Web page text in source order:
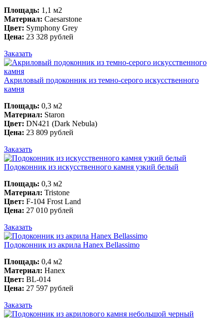
Площадь: 1,1 м2
Материал: Caesarstone
Цвет: Symphony Grey
Цена: 23 328 рублей
Заказать
Акриловый подоконник из темно-серого искусственного
камня
Площадь: 0,3 м2
Материал: Staron
Цвет: DN421 (Dark Nebula)
Цена: 23 809 рублей
Заказать
Подоконник из искусственного камня узкий белый
Площадь: 0,3 м2
Материал: Tristone
Цвет: F-104 Frost Land
Цена: 27 010 рублей
Заказать
Подоконник из акрила Hanex Bellassimo
Площадь: 0,4 м2
Материал: Hanex
Цвет: BL-014
Цена: 27 597 рублей
Заказать